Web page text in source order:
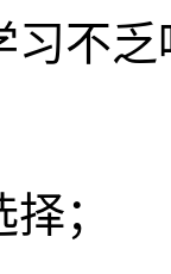
习不乏
；